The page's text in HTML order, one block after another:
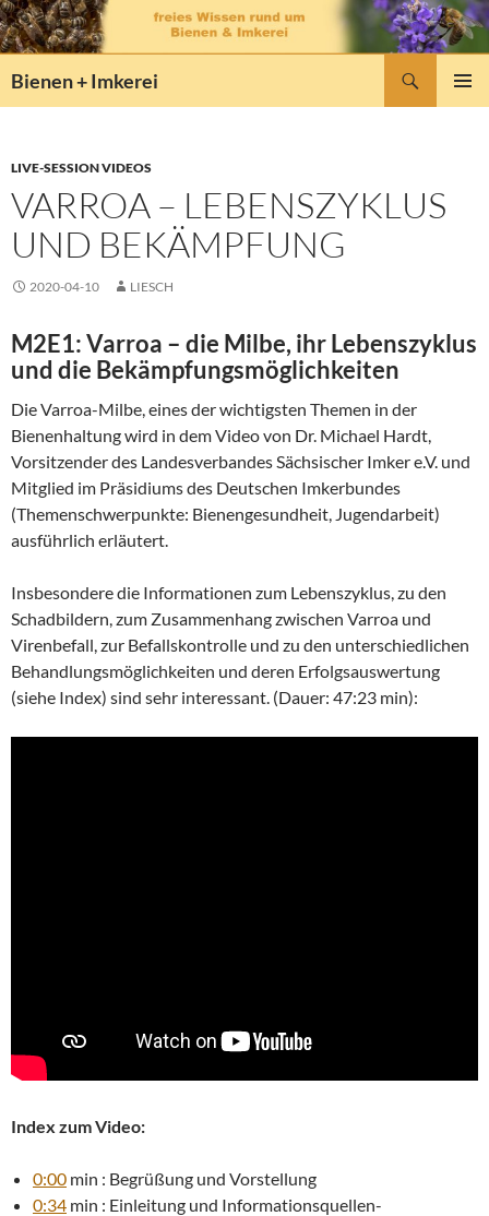
Zum
Inhalt
Bienen + Imkerei
LIVE-SESSION VIDEOS
VARROA – LEBENSZYKLUS
UND BEKÄMPFUNG
2020-04-10 LIESCH
M2E1: Varroa – die Milbe, ihr Lebenszyklus
und die Bekämpfungsmöglichkeiten
Die Varroa-Milbe, eines der wichtigsten Themen in der
Bienenhaltung wird in dem Video von Dr. Michael Hardt,
Vorsitzender des Landesverbandes Sächsischer Imker e.V. und
Mitglied im Präsidiums des Deutschen Imkerbundes
(Themenschwerpunkte: Bienengesundheit, Jugendarbeit)
ausführlich erläutert.
Insbesondere die Informationen zum Lebenszyklus, zu den
Schadbildern, zum Zusammenhang zwischen Varroa und
Virenbefall, zur Befallskontrolle und zu den unterschiedlichen
Behandlungsmöglichkeiten und deren Erfolgsauswertung
(siehe Index) sind sehr interessant. (Dauer: 47:23 min):
Index zum Video:
0:00 min : Begrüßung und Vorstellung
0:34 min : Einleitung und Informationsquellen-